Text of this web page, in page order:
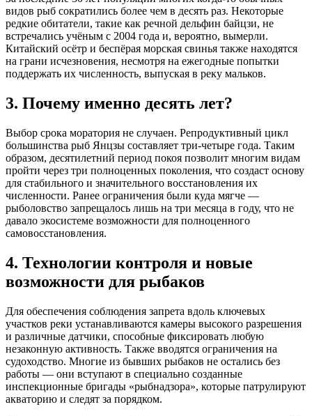
видов рыб сократились более чем в десять раз. Некоторые
редкие обитатели, такие как речной дельфин байцзи, не
встречались учёным с 2004 года и, вероятно, вымерли.
Китайский осётр и беспёрая морская свинья также находятся
на грани исчезновения, несмотря на ежегодные попытки
поддержать их численность, выпуская в реку мальков.
3. Почему именно десять лет?
Выбор срока моратория не случаен. Репродуктивный цикл
большинства рыб Янцзы составляет три-четыре года. Таким
образом, десятилетний период покоя позволит многим видам
пройти через три полноценных поколения, что создаст основу
для стабильного и значительного восстановления их
численности. Ранее ограничения были куда мягче —
рыболовство запрещалось лишь на три месяца в году, что не
давало экосистеме возможности для полноценного
самовосстановления.
4. Технологии контроля и новые
возможности для рыбаков
Для обеспечения соблюдения запрета вдоль ключевых
участков реки устанавливаются камеры высокого разрешения
и различные датчики, способные фиксировать любую
незаконную активность. Также вводятся ограничения на
судоходство. Многие из бывших рыбаков не остались без
работы — они вступают в специально созданные
инспекционные бригады «рыбнадзора», которые патрулируют
акваторию и следят за порядком.